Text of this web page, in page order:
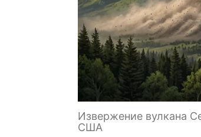
Извержение вулкана
США